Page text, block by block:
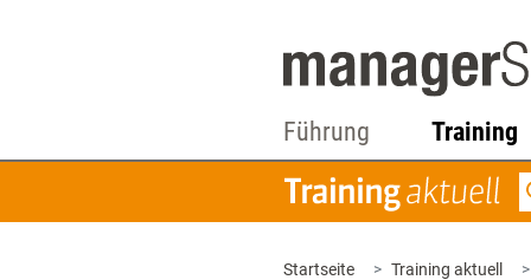
Führung Training
Startseite Training aktuell